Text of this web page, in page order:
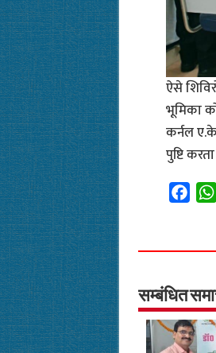
ऐसे
भूमिका
कर्नल
पुष्टि
F
e
o
o
k
सम्बंधित